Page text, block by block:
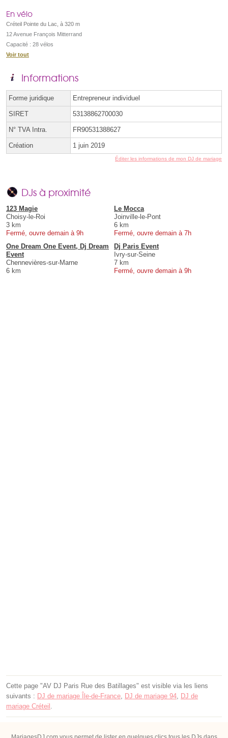
En vélo
Créteil Pointe du Lac, à 320 m
12 Avenue François Mitterrand
Capacité : 28 vélos
Voir tout
Informations
Forme juridique Entrepreneur individuel
SIRET 53138862700030
N° TVA Intra. FR90531388627
Création 1 juin 2019
Éditer les informations de mon DJ de mariage
DJs à proximité
123 Magie
Choisy-le-Roi
3 km
Fermé, ouvre demain à 9h
Le Mocca
Joinville-le-Pont
6 km
Fermé, ouvre demain à 7h
One Dream One Event, Dj Dream
Event
Chennevières-sur-Marne
6 km
Dj Paris Event
Ivry-sur-Seine
7 km
Fermé, ouvre demain à 9h
Cette page "AV DJ Paris Rue des Batillages" est visible via les liens
suivants : DJ de mariage Île-de-France DJ de mariage 94 DJ de
mariage Créteil